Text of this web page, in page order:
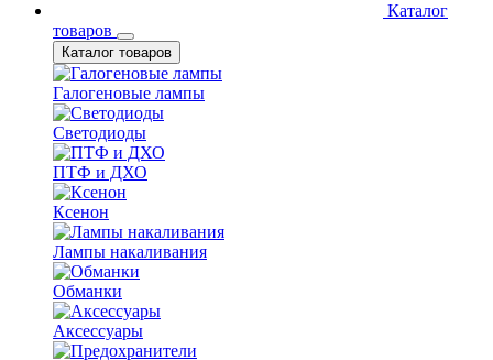
Каталог
товаров
Каталог товаров
Галогеновые лампы
Светодиоды
ПТФ и ДХО
Ксенон
Лампы накаливания
Обманки
Аксессуары